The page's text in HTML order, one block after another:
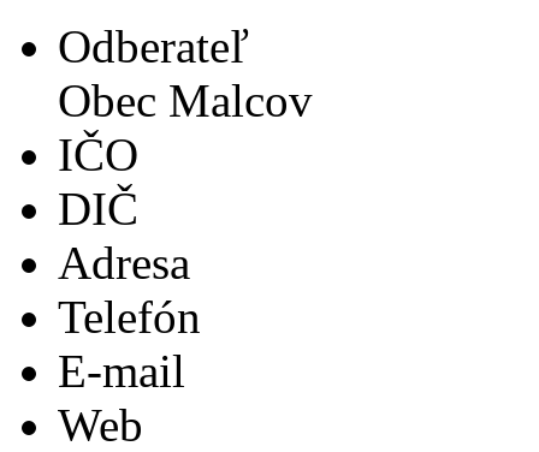
Odberateľ
Obec Malcov
IČO
DIČ
Adresa
Telefón
E-mail
Web